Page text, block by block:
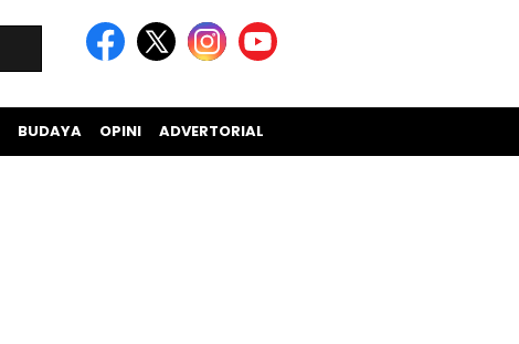
BUDAYA OPINI ADVERTORIAL